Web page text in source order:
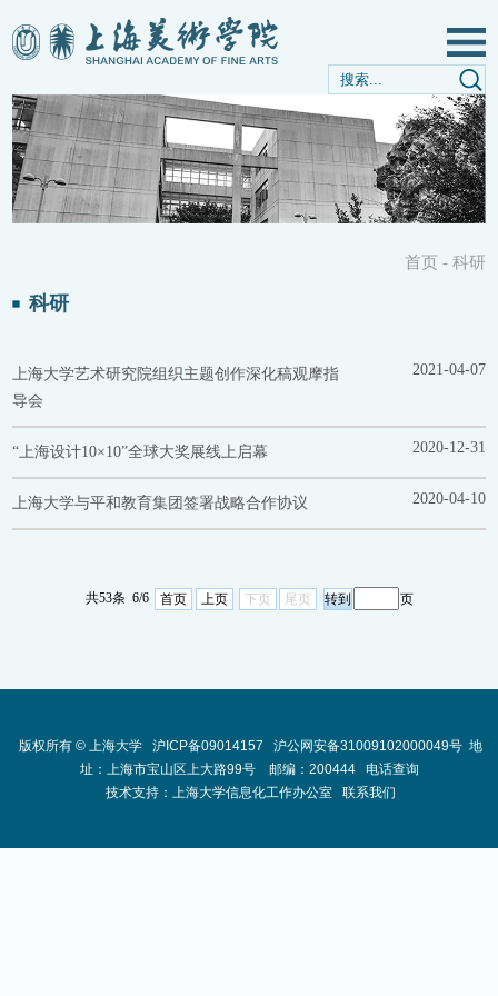
科研
首页 - 科研
上海大学艺术研究院组织主题创作深化稿观摩指
导会
2021-04-07
“上海设计10×10”全球大奖展线上启幕 2020-12-31
上海大学与平和教育集团签署战略合作协议 2020-04-10
共53条 6/6 首页 上页 下页 尾页 页
版权所有 © 上海大学 沪ICP备09014157 沪公网安备31009102000049号 地
址：上海市宝山区上大路99号 邮编：200444 电话查询
技术支持： 上海大学信息化工作办公室 联系我们